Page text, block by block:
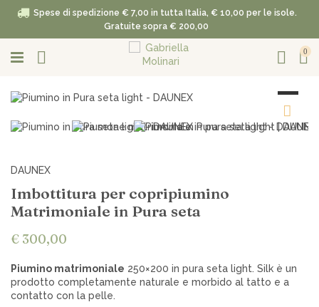
Spese di spedizione € 7,00 in tutta Italia, € 10,00 per le isole.
Gratuite sopra € 200,00
0
DAUNEX
Imbottitura per copripiumino
Matrimoniale in Pura seta
€ 300,00
Piumino matrimoniale 250×200 in pura seta light. Silk è un
prodotto completamente naturale e morbido al tatto e a
contatto con la pelle.